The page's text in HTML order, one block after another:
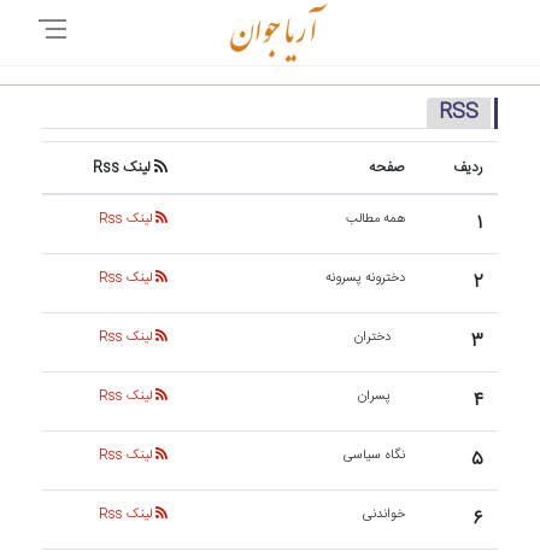
RSS
ردیف صفحه لینک Rss
۱ همه مطالب لینک Rss
۲ دخترونه پسرونه لینک Rss
۳ دختران لینک Rss
۴ پسران لینک Rss
۵ نگاه سیاسی لینک Rss
۶ خواندنی لینک Rss